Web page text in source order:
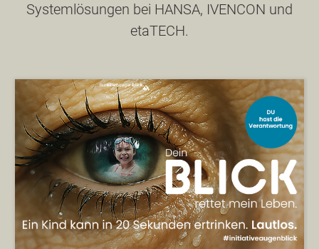
Systemlösungen bei HANSA, IVENCON und
etaTECH.